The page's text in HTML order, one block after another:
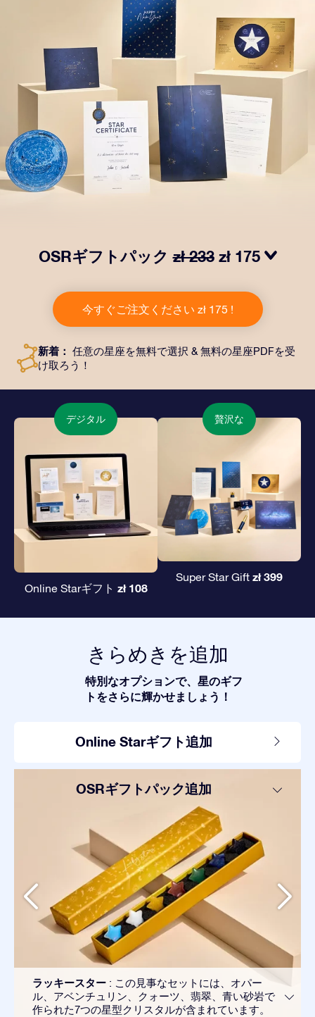
OSRギフトパックzł 233 zł 175
所に送付される美しい封筒とカスタマイズされたドキュ
メント、デジタルドキュメントが含まれている他、弊社
のアプリを無料で利用できます。大切や人や友達に永遠
今すぐご注文ください zł 175 !
新着： 任意の星座を無料で選択 & 無料の星座PDFを受
け取ろう！
デジタル
Online Starギフト zł 108
贅沢な
Super Star Gift zł 399
きらめきを追加
特別なオプションで、星のギフ
トをさらに輝かせましょう！
Online Starギフト追加
OSRギフトパック追加
ラッキースター : この見事なセットには、オパー
ル、アベンチュリン、クォーツ、翡翠、青い砂岩で
作られた7つの星型クリスタルが含まれています。